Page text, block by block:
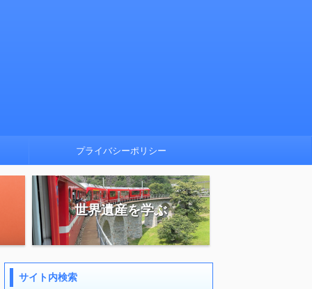
プライバシーポリシー
世界遺産を学ぶ
サイト内検索